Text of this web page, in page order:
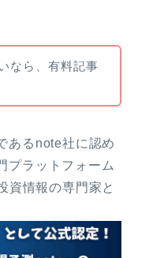
なら、有料記事
あるnote社に認め
プラットフォーム
資情報の専門家と